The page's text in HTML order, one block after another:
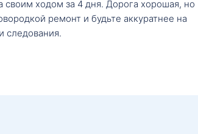
своим ходом за 4 дня. Дорога хорошая, но
ремонт и будьте аккуратнее на
следования.